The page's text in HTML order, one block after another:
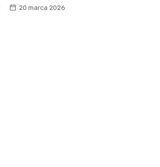
20 marca 2026